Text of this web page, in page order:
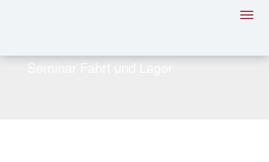
Seminar Fahrt und Lager